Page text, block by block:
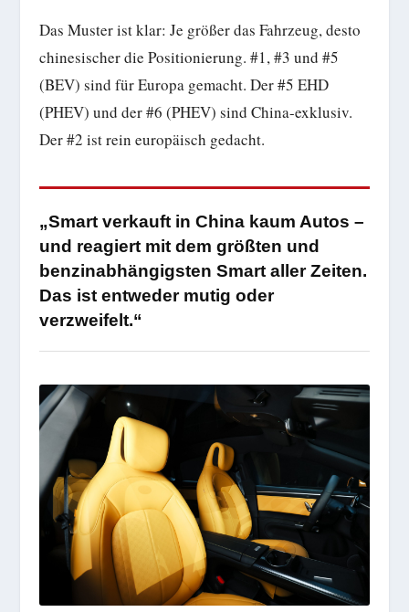
Das Muster ist klar: Je größer das Fahrzeug, desto
chinesischer die Positionierung. #1, #3 und #5
(BEV) sind für Europa gemacht. Der #5 EHD
(PHEV) und der #6 (PHEV) sind China-exklusiv.
Der #2 ist rein europäisch gedacht.
„Smart verkauft in China kaum Autos –
und reagiert mit dem größten und
benzinabhängigsten Smart aller Zeiten.
Das ist entweder mutig oder
verzweifelt.“